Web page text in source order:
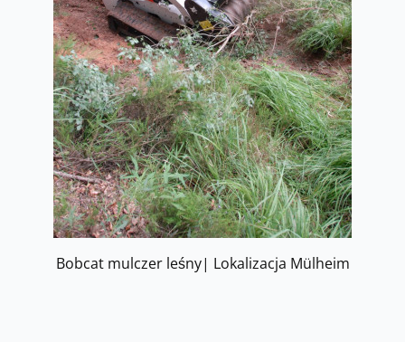
Bobcat mulczer leśny| Lokalizacja Mülheim